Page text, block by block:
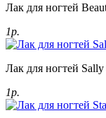
Лак для ногтей
1р.
Лак для ногтей
1р.